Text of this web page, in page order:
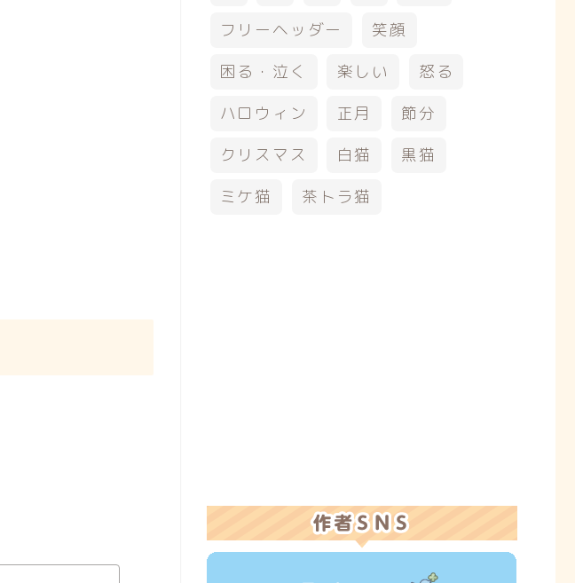
フリーヘッダー
笑顔
困る・泣く
楽しい
怒る
ハロウィン
正月
節分
クリスマス
白猫
黒猫
ミケ猫
茶トラ猫